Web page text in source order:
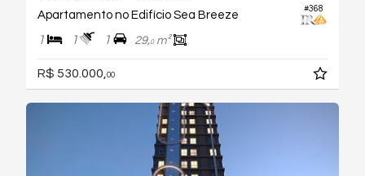
#368
Apartamento no Edifício Sea Breeze
1 1 1 29,0m²
R$ 530.000, 00